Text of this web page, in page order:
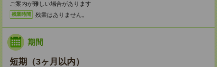
ご案内が難しい場合があります
残業時間 残業はありません。
期間
短期（3ヶ月以内）